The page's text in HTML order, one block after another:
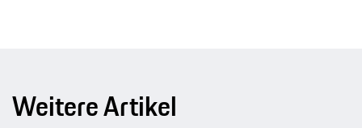
Weitere Artikel